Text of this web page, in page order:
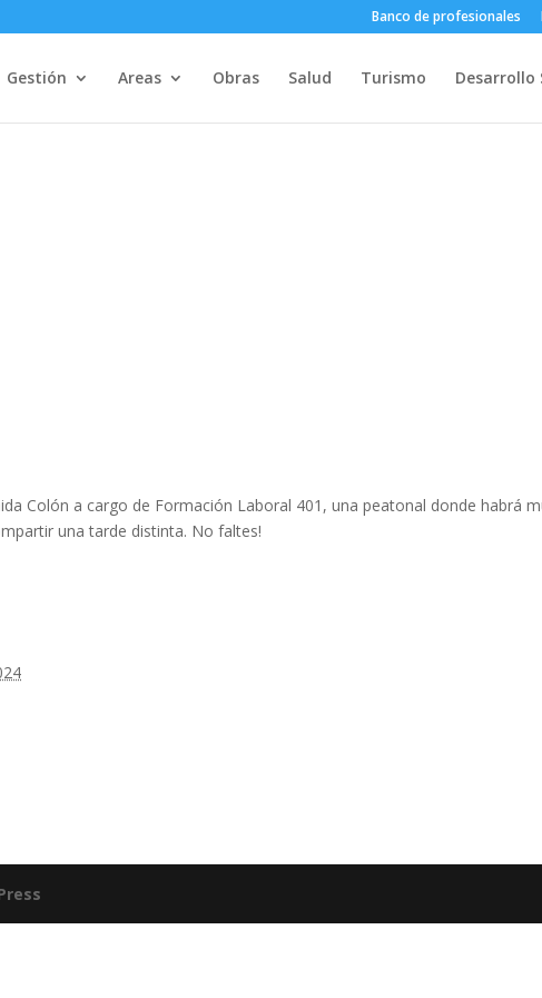
Banco de profesionales
Gestión Areas Obras Salud Turismo Desarrollo
Colón a cargo de Formación Laboral 401, una peatonal donde habrá
una tarde distinta. No faltes!